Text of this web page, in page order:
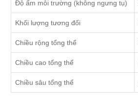
Độ ẩm môi trường (không ngưng tụ)
Khối lượng tương đối
Chiều rộng tổng thể
Chiều cao tổng thể
Chiều sâu tổng thể